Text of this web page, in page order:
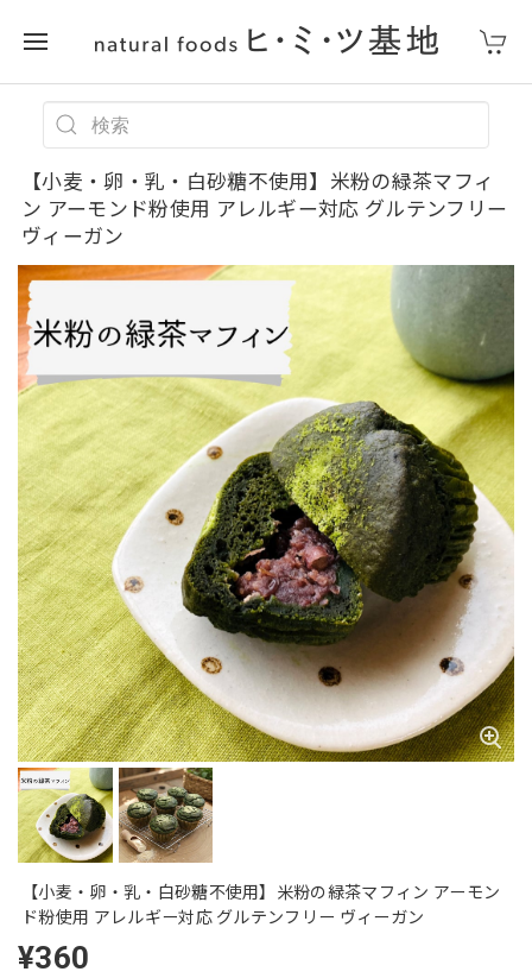
【小麦・卵・乳・白砂糖不使用】米粉の緑茶マフィ
ン アーモンド粉使用 アレルギー対応 グルテンフリー
ヴィーガン
【小麦・卵・乳・白砂糖不使用】米粉の緑茶マフィン アーモン
ド粉使用 アレルギー対応 グルテンフリー ヴィーガン
¥360